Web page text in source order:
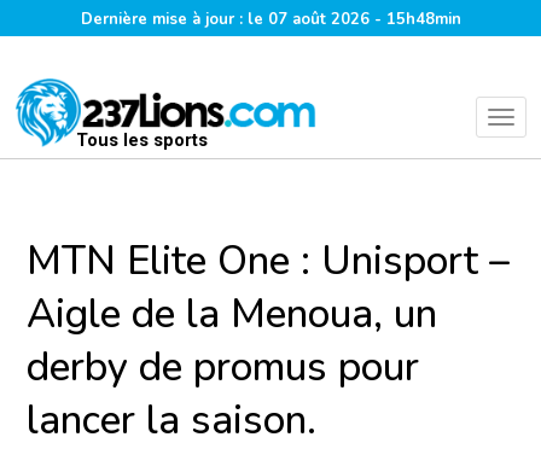
Dernière mise à jour : le 07 août 2026 - 15h48min
Tous les sports
MTN Elite One : Unisport –
Aigle de la Menoua, un
derby de promus pour
lancer la saison.